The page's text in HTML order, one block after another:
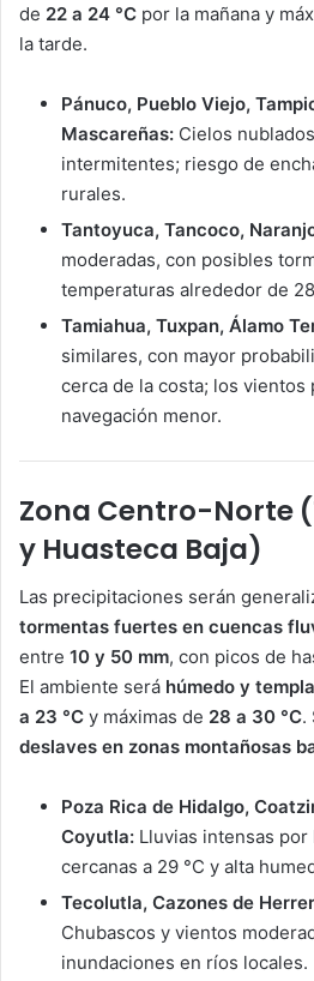
de 22 a 24 °C por la mañana y
la tarde.
Pánuco, Pueblo Viejo,
Mascareñas: Cielos
intermitentes; riesgo de
rurales.
Tantoyuca, Tancoco,
moderadas, con posibles
temperaturas alrededor de
Tamiahua, Tuxpan, Álamo
similares, con mayor
cerca de la costa; los vientos
navegación menor.
Zona Centro-Norte
y Huasteca Baja)
Las precipitaciones serán
tormentas fuertes en cuencas
entre 10 y 50 mm, con picos de
El ambiente será húmedo y
a 23 °C y máximas de 28 a 30 °C.
deslaves en zonas montañosas
Poza Rica de Hidalgo,
Coyutla: Lluvias intensas
cercanas a 29 °C y alta
Tecolutla, Cazones de
Chubascos y vientos
inundaciones en ríos locales.